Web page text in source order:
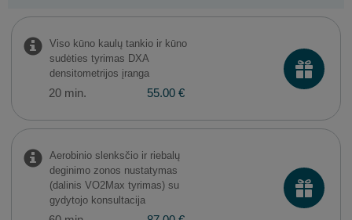
Viso kūno kaulų tankio ir kūno
sudėties tyrimas DXA
densitometrijos įranga
20 min. 55.00 €
Aerobinio slenksčio ir riebalų
deginimo zonos nustatymas
(dalinis VO2Max tyrimas) su
gydytojo konsultacija